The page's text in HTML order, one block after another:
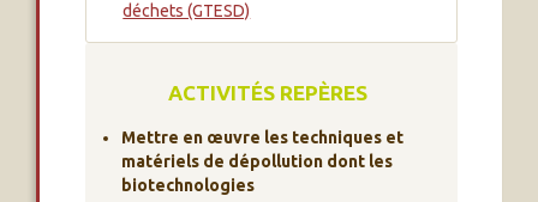
déchets (GTESD)
ACTIVITÉS REPÈRES
Mettre en œuvre les techniques et
matériels de dépollution dont les
biotechnologies